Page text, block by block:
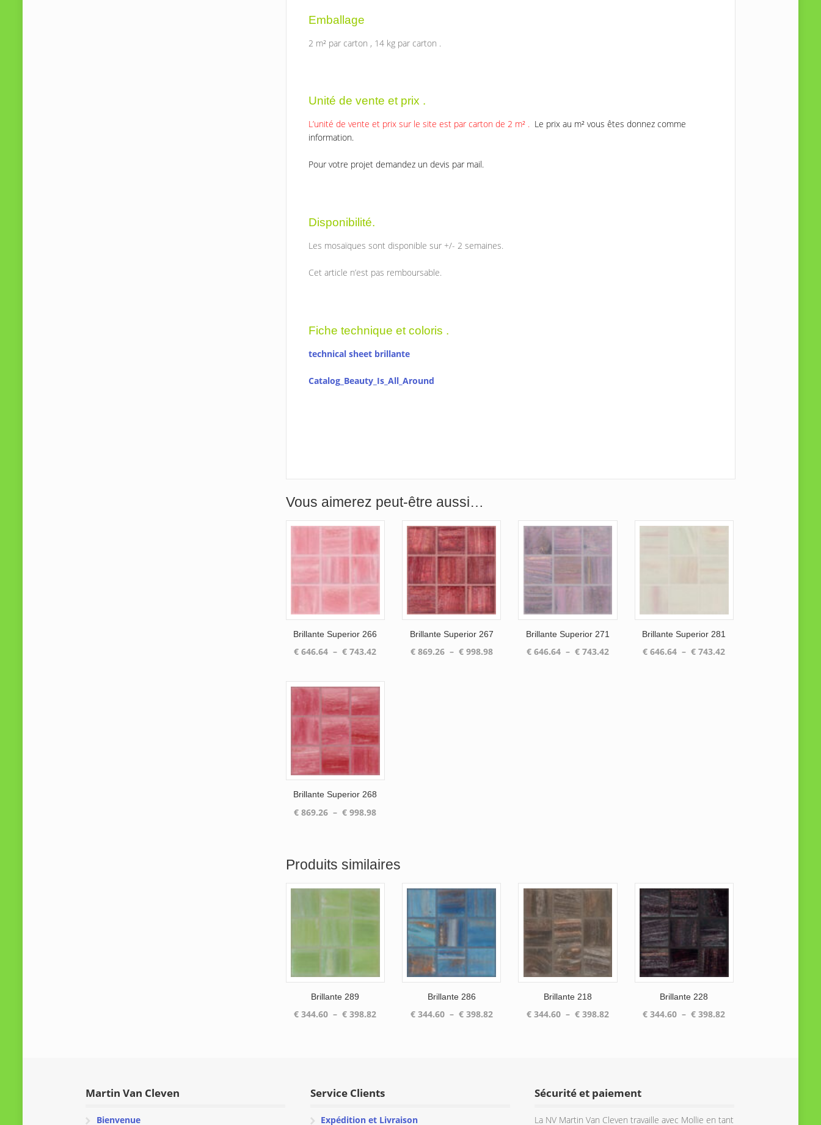
Emballage
2 m² par carton , 14 kg par carton .
Unité de vente et prix .
L’unité de vente et prix sur le site est par carton de 2 m² . Le prix au m² vous êtes donnez comme
information.
Pour votre projet demandez un devis par mail.
Disponibilité.
Les mosaïques sont disponible sur +/- 2 semaines.
Cet article n’est pas remboursable.
Fiche technique et coloris .
technical sheet brillante
Catalog_Beauty_Is_All_Around
Vous aimerez peut-être aussi…
Brillante Superior 266
€ 646.64 – € 743.42Plage
€ 646.64
€ 743.42
Brillante Superior 267
€869.26 – €998.98Plage
Brillante Superior 271
€ 646.64 – € 743.42Plage
Brillante Superior 281
€ 646.64 – € 743.42Plage
Brillante Superior 268
€ 869.26 – € 998.98Plage
à
Produits similaires
Brillante 289
€ 344.60 – € 398.82Plage
Brillante 286
€344.60 – €398.82Plage
Brillante 218
€ 344.60 – € 398.82Plage
Brillante 228
€ 344.60 – € 398.82Plage
Martin Van Cleven
Bienvenue
Service Clients
Expédition et Livraison
Sécurité et paiement
La NV Martin Van Cleven travaille avec Mollie en tant